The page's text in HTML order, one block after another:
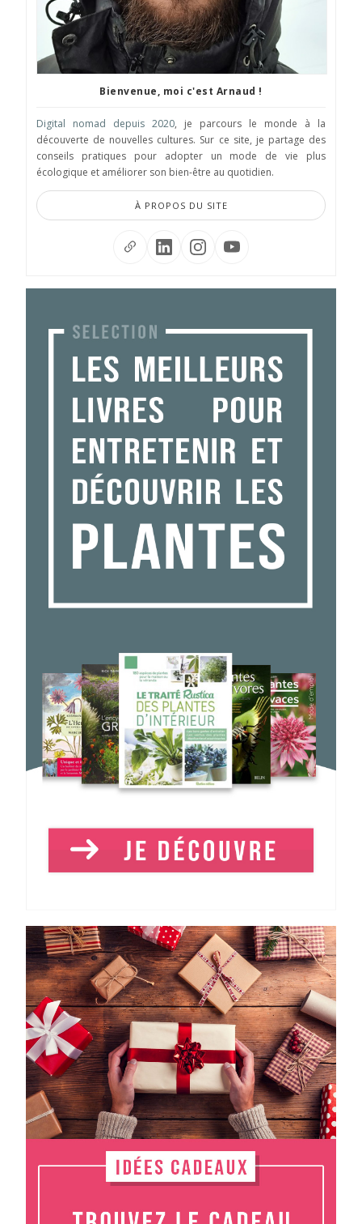
Bienvenue, moi c'est Arnaud !
Digital nomad depuis 2020, je parcours le monde à la
découverte de nouvelles cultures. Sur ce site, je partage des
conseils pratiques pour adopter un mode de vie plus
écologique et améliorer son bien-être au quotidien.
À PROPOS DU SITE